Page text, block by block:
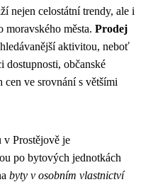
nejen celostátní trendy, ale i
města. Prodej
aktivitou, neboť
dostupnosti, občanské
ve srovnání s většími
v Prostějově je
po bytových jednotkách
byty v osobním vlastnictví